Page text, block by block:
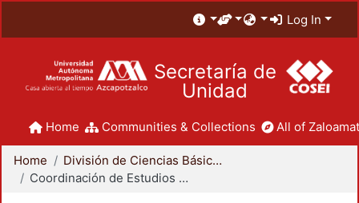
Log In
Secretaría de
Unidad
Home Communities & Collections All of
Home
División de Ciencias Básicas e Ingeniería
Coordinación de Estudios de Posgrado - CBI